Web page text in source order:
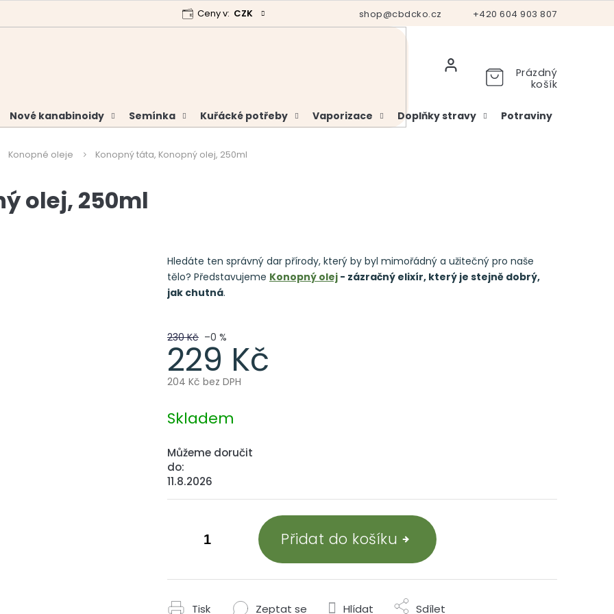
+420 604 903 807
shop@cbdcko.cz
Analýzy a certifikáty Hodnocení obchodu Vrácení a reklamace
Ceny v: CZK
Prázdný
košík
Nové kanabinoidy Semínka Kuřácké potřeby Vaporizace Doplňky stravy Potraviny
Konopné oleje Konopný táta, Konopný olej, 250ml
olej, 250ml
230 Kč –0 %
229 Kč
204 Kč bez DPH
cena:
Skladem
Můžeme doručit
do:
11.8.2026
Přidat do košíku
Hledáte ten správný dar přírody, který by byl mimořádný a užitečný pro naše
tělo? Představujeme Konopný olej - zázračný elixír, který je stejně dobrý,
jak chutná.
Tisk Zeptat se Hlídat Sdílet